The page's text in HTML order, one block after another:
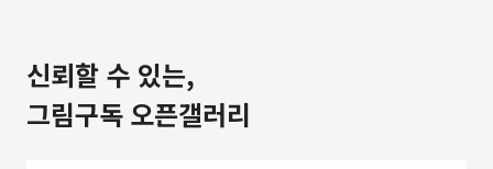
신뢰할 수 있는,
그림구독 오픈갤러리